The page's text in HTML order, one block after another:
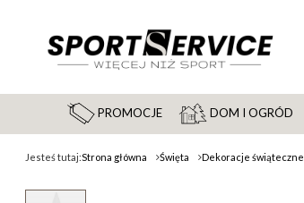
PROMOCJE DOM I OGRÓD
Jesteś tutaj:Strona główna Święta Dekoracje świąteczne